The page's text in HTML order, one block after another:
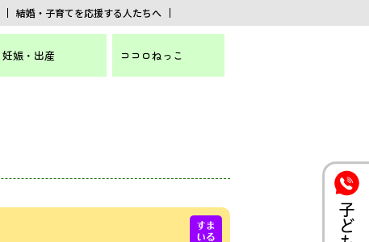
結婚・子育てを応援する人たちへ
妊娠・出産 ココロねっこ